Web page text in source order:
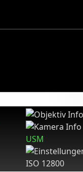
USM
ISO 12800